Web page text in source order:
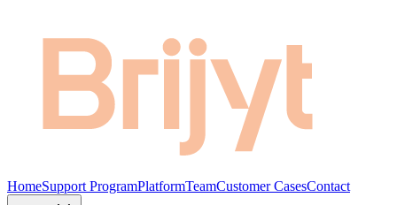
HomeSupport ProgramPlatformTeamCustomer CasesContact